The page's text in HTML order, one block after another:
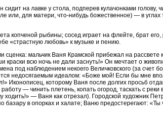
на лавке у стола, подперев кулачонками голову,
или, для матери, что-нибудь божественное) — в углах
копченой рыбины; сосед играет на флейте, брат его,
«страстную любовь» к музыке и пению.
мальчик Ваня Крамской прибежал на рассвете
всю ночь не дали заснуть!» Он мечтает о
под наблюдением некоего Величковского (за счет
недосягаемым идеалом: «Боже мой! Если бы мне
Иконописец, которому Ваня после долгих просьб
— чинить плетень, копать огород, таскать с реки
ходить!» — Ваня как отрезал). Городской художник
базару в опорках и халате; Ваню предостерегают: